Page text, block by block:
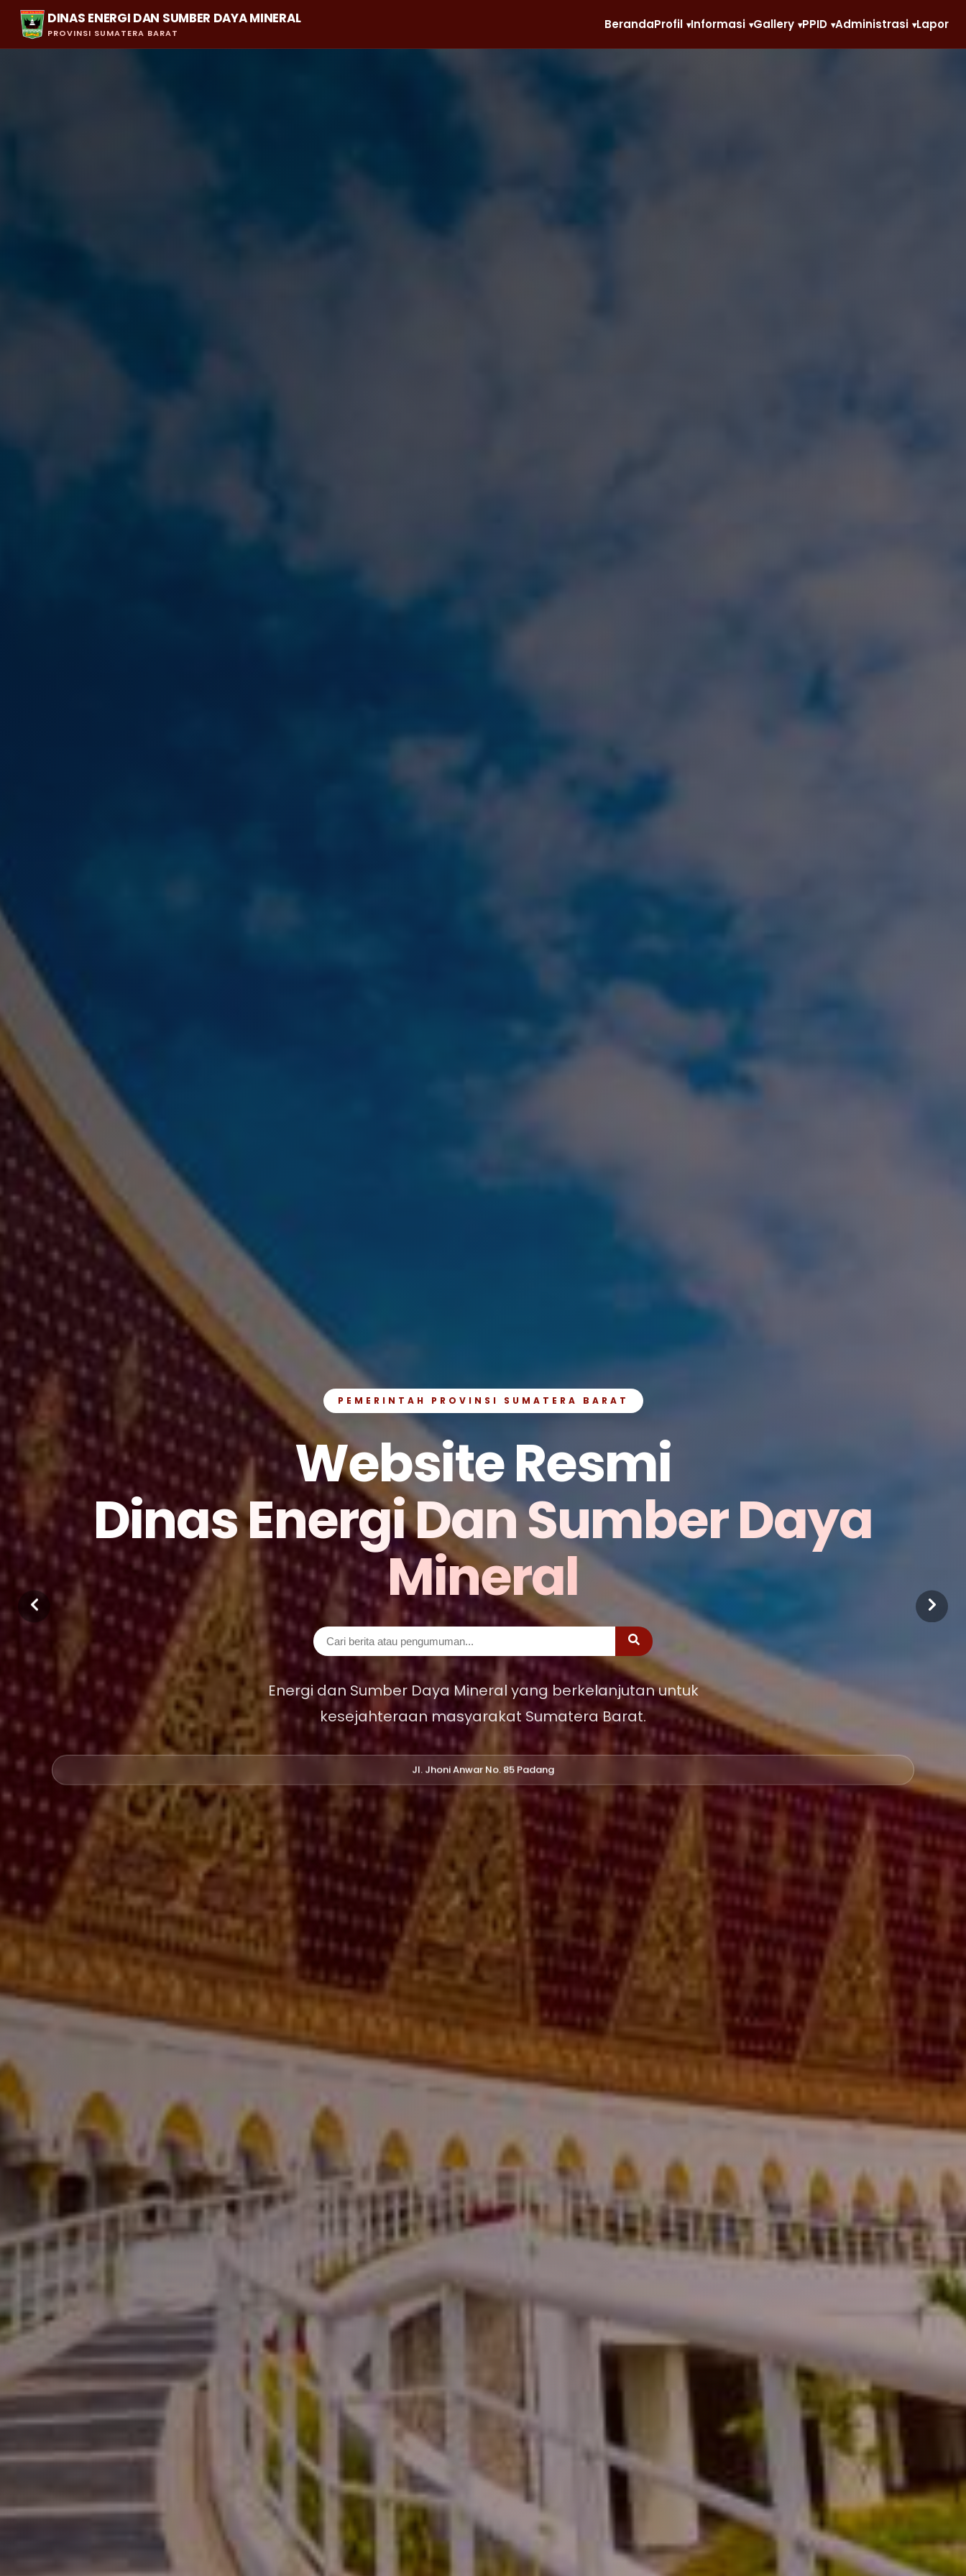
DINAS ENERGI DAN SUMBER DAYA MINERAL
PROVINSI SUMATERA BARAT
BerandaProfil Informasi Gallery PPID Administrasi Lapor
PEMERINTAH PROVINSI SUMATERA BARAT
Website Resmi
Dinas Energi Dan Sumber Daya
Mineral
Energi dan Sumber Daya Mineral yang berkelanjutan untuk
kesejahteraan masyarakat Sumatera Barat.
Jl. Jhoni Anwar No. 85 Padang